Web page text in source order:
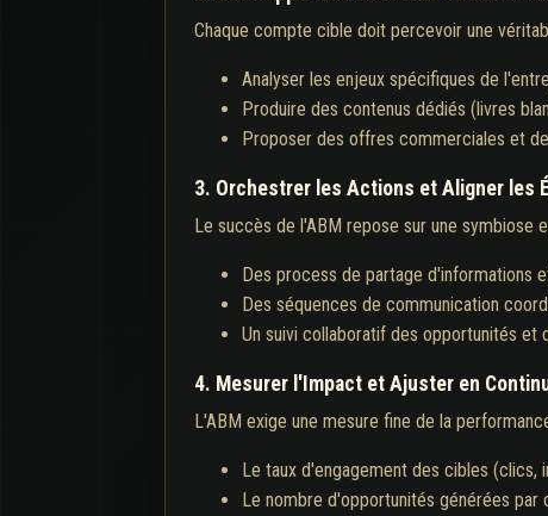
Chaque compte cible doit percevoir une
Analyser les enjeux spécifiques de
Produire des contenus dédiés (livres
Proposer des offres commerciales et
3. Orchestrer les Actions et Aligner les
Le succès de l'ABM repose sur une symbiose
Des process de partage d'informations
Des séquences de communication
Un suivi collaboratif des opportunités et
4. Mesurer l'Impact et Ajuster en
L'ABM exige une mesure fine de la
Le taux d'engagement des cibles (clics,
Le nombre d'opportunités générées par